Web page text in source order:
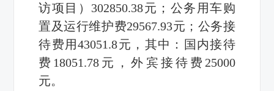
访项目）302850.38元；公务用车购
置及运行维护费29567.93元；公务接
待费用43051.8元，其中：国内接待
费18051.78元，外宾接待费25000
元。